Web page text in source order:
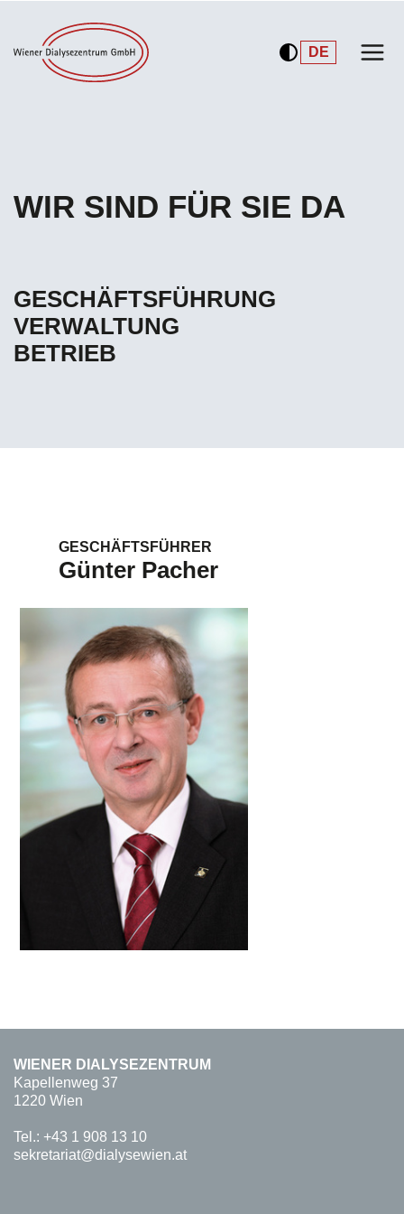
DE
WIR SIND FÜR SIE DA
GESCHÄFTSFÜHRUNG
VERWALTUNG
BETRIEB
GESCHÄFTSFÜHRER
Günter Pacher
WIENER DIALYSEZENTRUM
Kapellenweg 37
1220 Wien
Tel.: +43 1 908 13 10
sekretariat@dialysewien.at